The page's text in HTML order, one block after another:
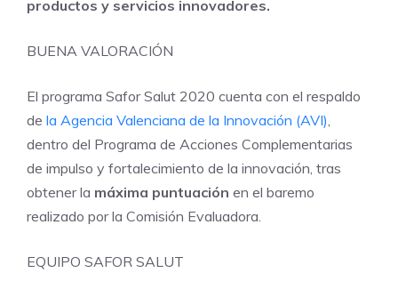
productos y servicios innovadores.
BUENA VALORACIÓN
El programa Safor Salut 2020 cuenta con el respaldo
de la Agencia Valenciana de la Innovación (AVI)
dentro del Programa de Acciones Complementarias
de impulso y fortalecimiento de la innovación, tras
obtener la máxima puntuación en el baremo
realizado por la Comisión Evaluadora.
EQUIPO SAFOR SALUT